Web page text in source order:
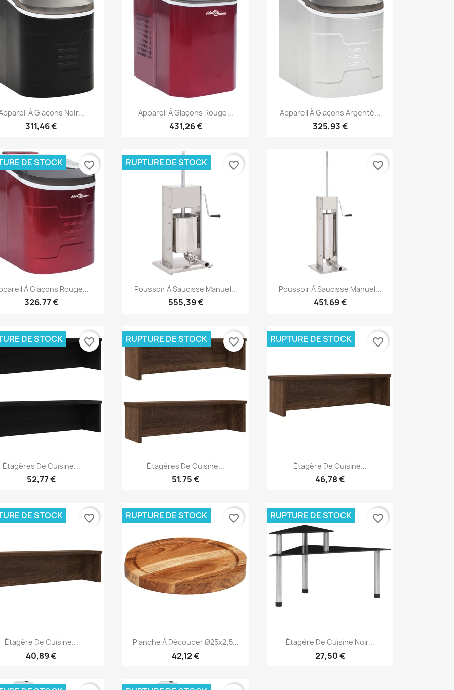
Aperçu rapide
À Glaçons Noir...
311,46 €
Aperçu rapide
Appareil À Glaçons Rouge...
431,26 €
Aperçu rapide
Appareil À Glaçons Argenté...
325,93 €
Aperçu rapide
À Glaçons Rouge...
326,77 €
DE STOCK favorite_border
Aperçu rapide
Poussoir À Saucisse Manuel...
555,39 €
RUPTURE DE STOCK favorite_border
Aperçu rapide
Poussoir À Saucisse Manuel...
451,69 €
favorite_border
Aperçu rapide
Étagères De Cuisine...
52,77 €
DE STOCK favorite_border
Aperçu rapide
Étagères De Cuisine...
51,75 €
RUPTURE DE STOCK favorite_border
Aperçu rapide
Étagère De Cuisine...
46,78 €
RUPTURE DE STOCK favorite_border
Aperçu rapide
Étagère De Cuisine...
40,89 €
DE STOCK favorite_border
Aperçu rapide
Planche À Découper Ø25x2,5...
42,12 €
RUPTURE DE STOCK favorite_border
Aperçu rapide
Étagère De Cuisine Noir...
27,50 €
RUPTURE DE STOCK favorite_border